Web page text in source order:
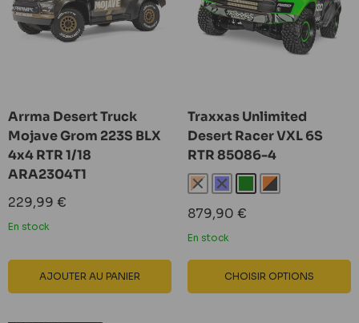
Arrma Desert Truck
Mojave Grom 223S BLX
4x4 RTR 1/18
ARA2304T1
Prix
réduit
229,99 €
En stock
AJOUTER AU PANIER
Traxxas Unlimited
Desert Racer VXL 6S
RTR 85086-4
Fox Edition
Bleu Fox Edition 1
Prix
réduit
879,90 €
En stock
CHOISIR OPTIONS